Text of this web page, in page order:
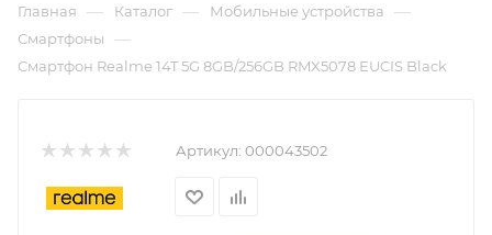
Главная — Каталог — Мобильные устройства —
Смартфоны —
Смартфон Realme 14T 5G 8GB/256GB RMX5078 EUCIS Black
Артикул: 000043502